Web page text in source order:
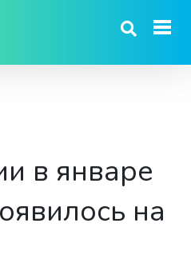
в январе
на